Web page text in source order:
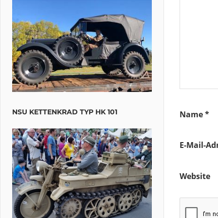
Name*
E-Mail-
Website
NSU KETTENKRAD TYP HK 101